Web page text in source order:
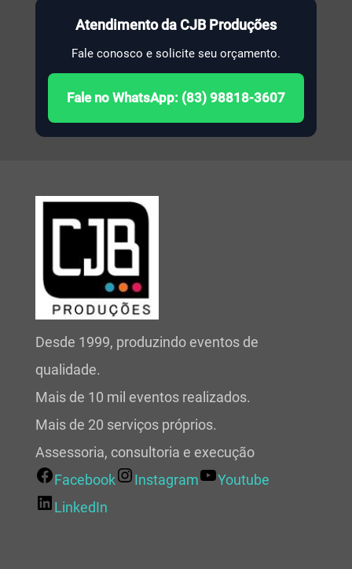
Atendimento da CJB Produções
Fale conosco e solicite seu orçamento.
Fale no WhatsApp: (83) 98818-3607
Desde 1999, produzindo eventos de
qualidade.
Mais de 10 mil eventos realizados.
Mais de 20 serviços próprios.
Assessoria, consultoria e execução
Facebook
Instagram
Youtube
LinkedIn